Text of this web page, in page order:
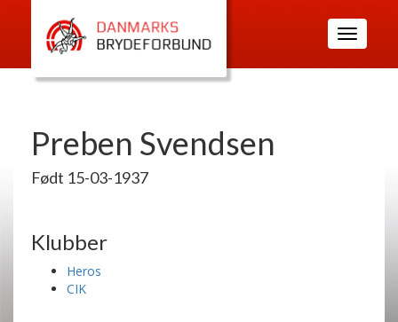
Toggle
navigation
Preben Svendsen
Født 15-03-1937
Klubber
Heros
CIK